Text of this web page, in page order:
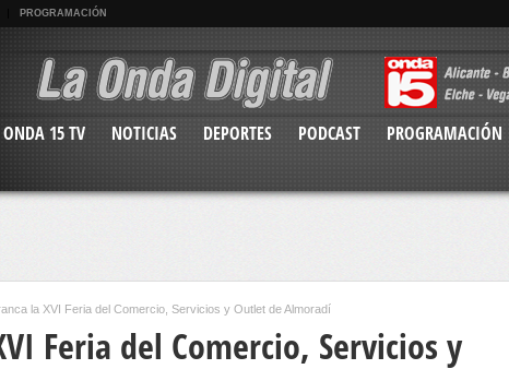
PROGRAMACIÓN
ONDA 15 TV NOTICIAS DEPORTES PODCAST PROGRAMACIÓN
la XVI Feria del Comercio, Servicios y Outlet de Almoradí
Feria del Comercio, Servicios y